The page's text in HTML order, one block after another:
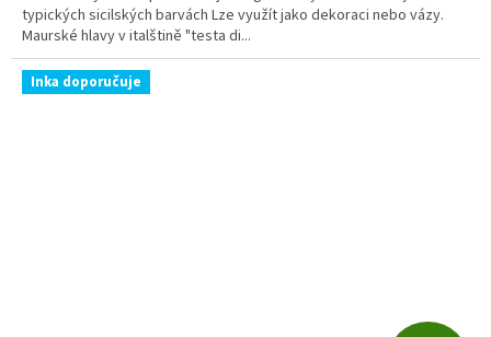
typických sicilských barvách Lze využít jako dekoraci nebo vázy.
Maurské hlavy v italštině "testa di...
Inka doporučuje